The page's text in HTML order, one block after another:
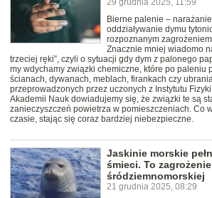
29 grudnia 2025, 11:59
Bierne palenie –
oddziaływanie dymu
rozpoznanym
Znacznie mniej wiadomo
trzeciej ręki”, czyli o sytuacji gdy dym z palonego
my wdychamy związki chemiczne, które po paleniu
ścianach, dywanach, meblach, firankach czy
przeprowadzonych przez uczonych z Instytutu
Akademii Nauk dowiadujemy się, że związki te są
zanieczyszczeń powietrza w pomieszczeniach. Co
czasie, stając się coraz bardziej niebezpieczne.
Jaskinie morskie
śmieci. To
śródziemnomorskiej
21 grudnia 2025, 08:29